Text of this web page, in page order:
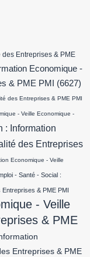
Entreprises & PME
Economique -
& PME PMI
(6627)
des Entreprises & PME PMI
- Veille Economique -
: Information
des Entreprises
Economique - Veille
- Santé - Social :
& PME PMI
- Veille
& PME
Entreprises & PME